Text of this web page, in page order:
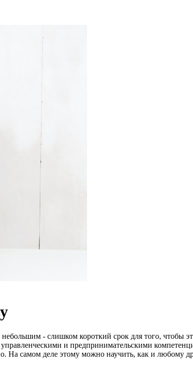
- слишком короткий срок для того, чтобы
и предпринимательскими
На самом деле этому можно научить, как и любому